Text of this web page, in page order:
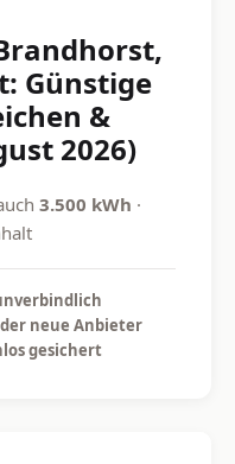
Günstige
&
2026)
3.500 kWh ·
neue Anbieter
gesichert